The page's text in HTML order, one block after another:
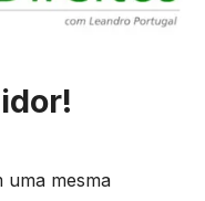
uma mesma